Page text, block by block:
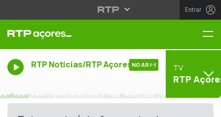
Entrar
RTP Noticias/RTP Açores NO AR TV
RTP